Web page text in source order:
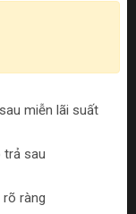
miễn lãi suất
trả sau
rõ ràng